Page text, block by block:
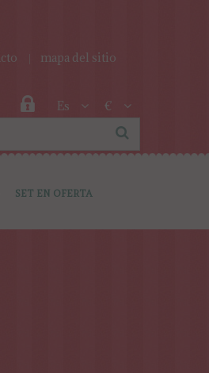
Es €
mapa del sitio
SET EN OFERTA